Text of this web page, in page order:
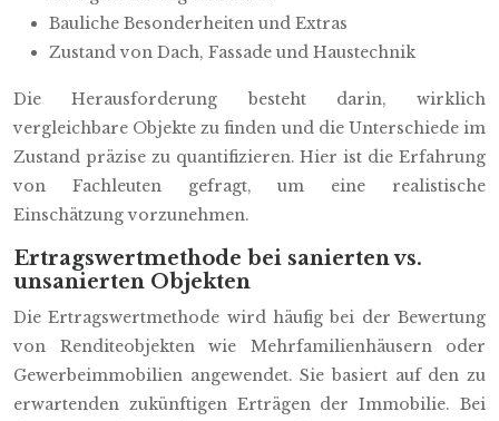
Bauliche Besonderheiten und Extras
Zustand von Dach, Fassade und Haustechnik
Die Herausforderung besteht darin, wirklich
vergleichbare Objekte zu finden und die Unterschiede im
Zustand präzise zu quantifizieren. Hier ist die Erfahrung
von Fachleuten gefragt, um eine realistische
Einschätzung vorzunehmen.
Ertragswertmethode bei sanierten vs.
unsanierten Objekten
Die Ertragswertmethode wird häufig bei der Bewertung
von Renditeobjekten wie Mehrfamilienhäusern oder
Gewerbeimmobilien angewendet. Sie basiert auf den zu
erwartenden zukünftigen Erträgen der Immobilie. Bei